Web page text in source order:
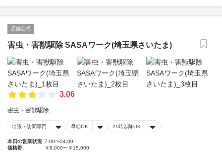
店舗公式
害虫・害獣駆除 SASAワーク(埼玉県さいたま)
3.06
害虫・害獣駆除
出張・訪問専門 早朝OK 21時以降OK
本日の営業状況 7:00〜24:00
価格帯
￥8,000〜￥15,000